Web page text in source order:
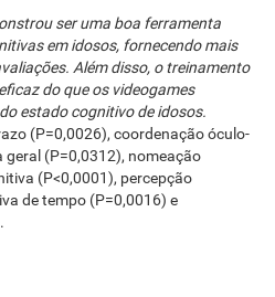
ser uma boa ferramenta
em idosos, fornecendo mais
Além disso, o treinamento
do que os videogames
estado cognitivo de idosos.
(P=0,0026), coordenação óculo-
geral (P=0,0312), nomeação
(P<0,0001), percepção
de tempo (P=0,0016) e